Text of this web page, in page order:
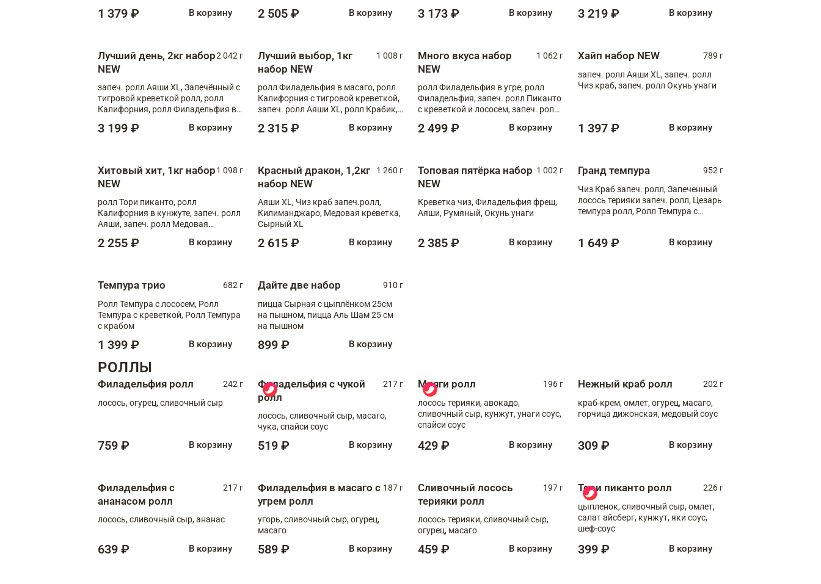
1 379 ₽ В корзину
XL, запеч. ролл Крабик Хот
2 505 ₽ В корзину 3 173 ₽ В корзину 3 219 ₽ В корзину
Лучший день, 2кг набор
NEW
2 042 г
запеч. ролл Аяши XL, Запечённый с
тигровой креветкой ролл, ролл
Калифорния, ролл Филадельфия в
запеч. ролл Моцарелломания, ролл
3 199 ₽ В корзину
Лучший выбор, 1кг
набор NEW
1 008 г
ролл Филадельфия в масаго, ролл
Калифорния с тигровой креветкой,
запеч. ролл Аяши XL, ролл Крабик,
2 315 ₽ В корзину
Много вкуса набор
NEW
1 062 г
ролл Филадельфия в угре, ролл
Филадельфия, запеч. ролл Пиканто
с креветкой и лососем, запеч. ролл
2 499 ₽ В корзину
Хайп набор NEW
789 г
запеч. ролл Аяши XL, запеч. ролл
Чиз краб, запеч. ролл Окунь унаги
1 397 ₽ В корзину
Хитовый хит, 1кг набор
NEW
1 098 г
ролл Тори пиканто, ролл
Калифорния в кунжуте, запеч. ролл
Аяши, запеч. ролл Медовая
чукой
2 255 ₽ В корзину
Красный дракон, 1,2кг
набор NEW
1 260 г
Аяши XL, Чиз краб запеч.ролл,
Килиманджаро, Медовая креветка,
Сырный XL
2 615 ₽ В корзину
Топовая пятёрка набор
NEW
1 002 г
Креветка чиз, Филадельфия фреш,
Аяши, Румяный, Окунь унаги
2 385 ₽ В корзину
Гранд темпура
952 г
Чиз Краб запеч. ролл, Запеченный
лосось терияки запеч. ролл, Цезарь
темпура ролл, Ролл Темпура с
1 649 ₽ В корзину
Темпура трио
682 г
Ролл Темпура с лососем, Ролл
Темпура с креветкой, Ролл Темпура
с крабом
1 399 ₽ В корзину
Дайте две набор
910 г
пицца Сырная с цыплёнком 25см
на пышном, пицца Аль Шам 25 см
на пышном
899 ₽ В корзину
РОЛЛЫ
Филадельфия ролл
242 г
лосось, огурец, сливочный сыр
759 ₽ В корзину
Филадельфия с чукой
ролл
217 г
лосось, сливочный сыр, масаго,
чука, спайси соус
519 ₽ В корзину
Мияги ролл
196 г
лосось терияки, авокадо,
сливочный сыр, кунжут, унаги соус,
спайси соус
429 ₽ В корзину
Нежный краб ролл
202 г
краб-крем, омлет, огурец, масаго,
горчица дижонская, медовый соус
309 ₽ В корзину
Филадельфия с
ананасом ролл
217 г
лосось, сливочный сыр, ананас
639 ₽ В корзину
Филадельфия в масаго с
угрем ролл
187 г
угорь, сливочный сыр, огурец,
масаго
589 ₽ В корзину
Сливочный лосось
терияки ролл
197 г
лосось терияки, сливочный сыр,
огурец, масаго
459 ₽ В корзину
Тори пиканто ролл
226 г
цыпленок, сливочный сыр, омлет,
салат айсберг, кунжут, яки соус,
шеф-соус
399 ₽ В корзину